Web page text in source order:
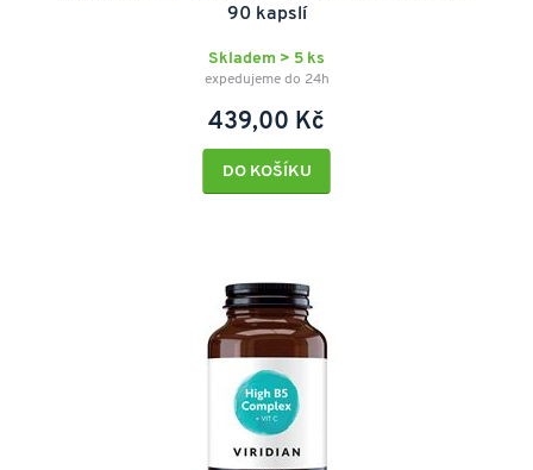
90 kapslí
Skladem > 5 ks
expedujeme do 24h
439,00 Kč
DO KOŠÍKU